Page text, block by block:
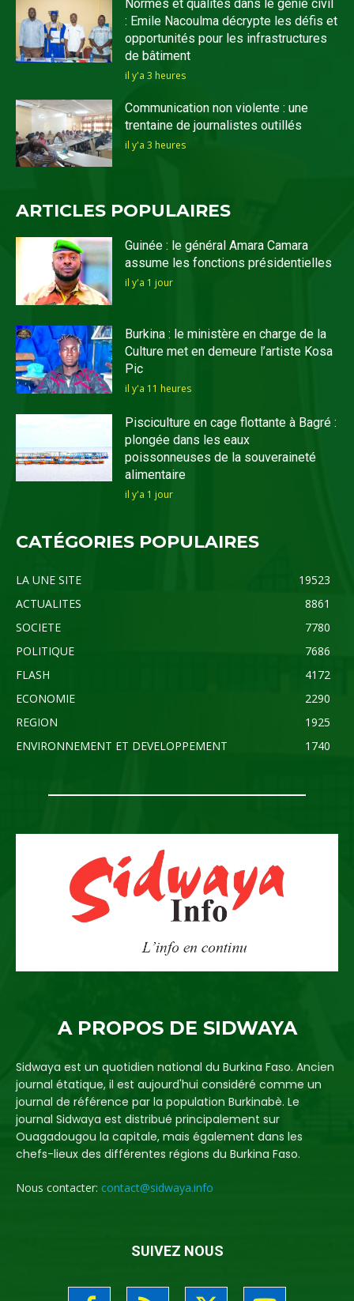
Normes et qualités dans le génie civil
: Emile Nacoulma décrypte les défis et
opportunités pour les infrastructures
de bâtiment
il y'a 3 heures
Communication non violente : une
trentaine de journalistes outillés
il y'a 3 heures
ARTICLES POPULAIRES
Guinée : le général Amara Camara
assume les fonctions présidentielles
il y'a 1 jour
Burkina : le ministère en charge de la
Culture met en demeure l’artiste Kosa
Pic
il y'a 11 heures
Pisciculture en cage flottante à Bagré :
plongée dans les eaux
poissonneuses de la souveraineté
alimentaire
il y'a 1 jour
CATÉGORIES POPULAIRES
LA UNE SITE
19523
ACTUALITES
8861
SOCIETE
7780
POLITIQUE
7686
FLASH
4172
ECONOMIE
2290
REGION
1925
ENVIRONNEMENT ET DEVELOPPEMENT
1740
A PROPOS DE SIDWAYA
Sidwaya est un quotidien national du Burkina Faso. Ancien
journal étatique, il est aujourd'hui considéré comme un
journal de référence par la population Burkinabè. Le
journal Sidwaya est distribué principalement sur
Ouagadougou la capitale, mais également dans les
chefs-lieux des différentes régions du Burkina Faso.
Nous contacter: contact@sidwaya.info
SUIVEZ NOUS